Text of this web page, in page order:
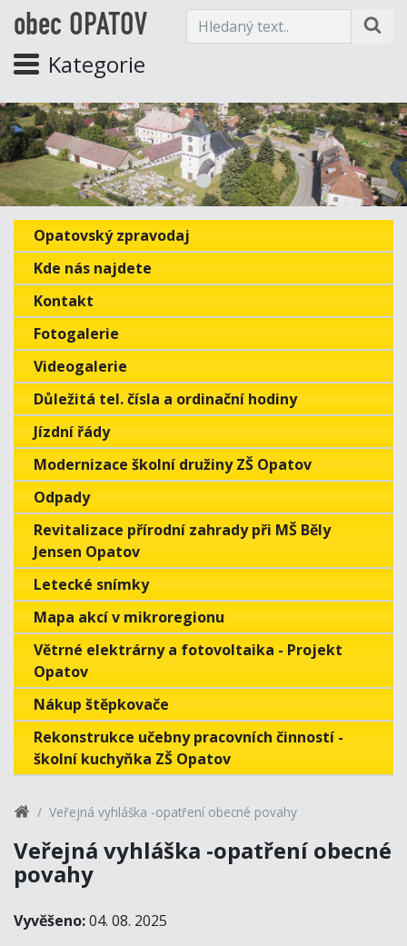
obec OPATOV
Kategorie
Opatovský zpravodaj
Kde nás najdete
Kontakt
Fotogalerie
Videogalerie
Důležitá tel. čísla a ordinační hodiny
Jízdní řády
Modernizace školní družiny ZŠ Opatov
Odpady
Revitalizace přírodní zahrady při MŠ Běly
Jensen Opatov
Letecké snímky
Mapa akcí v mikroregionu
Větrné elektrárny a fotovoltaika - Projekt
Opatov
Nákup štěpkovače
Rekonstrukce učebny pracovních činností -
školní kuchyňka ZŠ Opatov
Veřejná vyhláška -opatření obecné povahy
Veřejná vyhláška -opatření obecné
povahy
Vyvěšeno:04. 08. 2025